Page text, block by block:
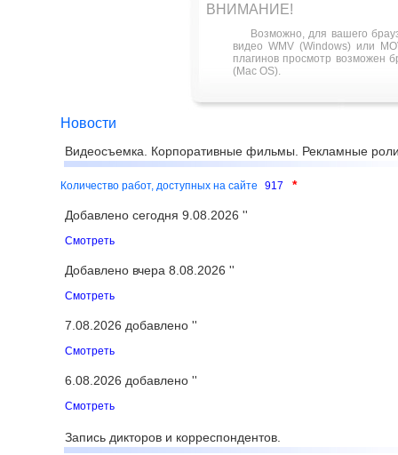
ВНИМАНИЕ!
Возможно, для вашего
видео WMV (Windows) или
плагинов просмотр возможен
(Mac OS).
Новости
Видеосъемка. Корпоративные фильмы. Рекламные
Количество работ, доступных на сайте 917 *
Добавлено сегодня 9.08.2026 ''
Смотреть
Добавлено вчера 8.08.2026 ''
Смотреть
7.08.2026 добавлено ''
Смотреть
6.08.2026 добавлено ''
Смотреть
Запись дикторов и корреспондентов.